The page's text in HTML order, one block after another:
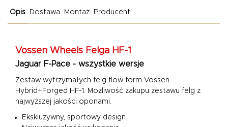
Opis Dostawa Montaż Producent
Vossen Wheels Felga HF-1
Jaguar F-Pace - wszystkie wersje
Zestaw wytrzymałych felg flow form Vossen
Hybrid+Forged HF-1. Możliwość zakupu zestawu felg z
najwyższej jakości oponami.
Ekskluzywny, sportowy design,